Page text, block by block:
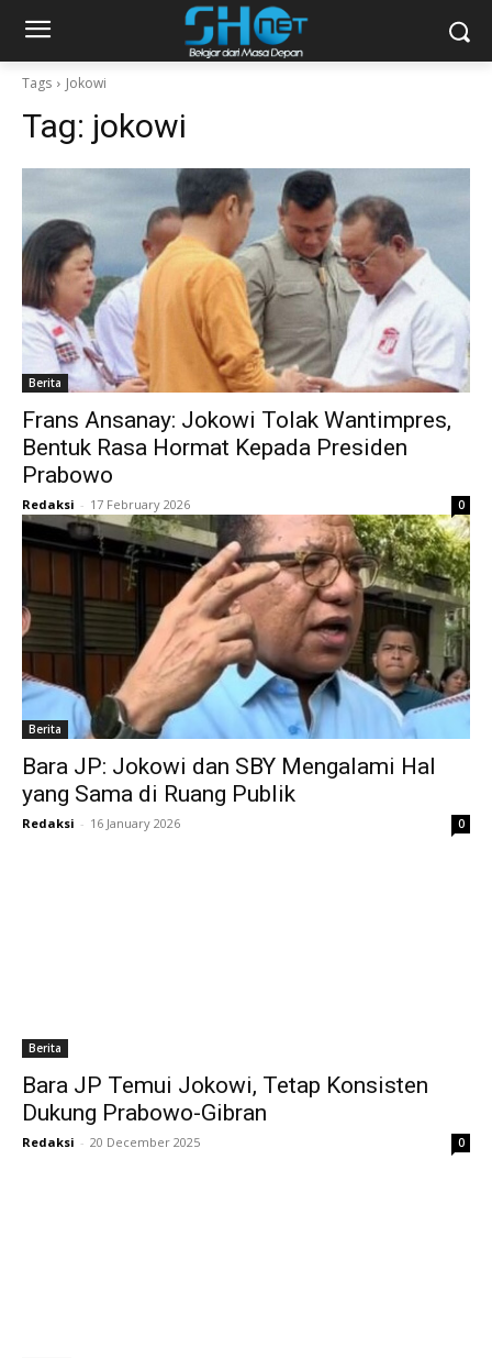
Tags Jokowi
Tag: jokowi
Berita
Frans Ansanay: Jokowi Tolak Wantimpres,
Bentuk Rasa Hormat Kepada Presiden
Prabowo
Redaksi - 17 February 2026 0
Berita
Bara JP: Jokowi dan SBY Mengalami Hal
yang Sama di Ruang Publik
Redaksi - 16 January 2026 0
Berita
Bara JP Temui Jokowi, Tetap Konsisten
Dukung Prabowo-Gibran
Redaksi - 20 December 2025 0